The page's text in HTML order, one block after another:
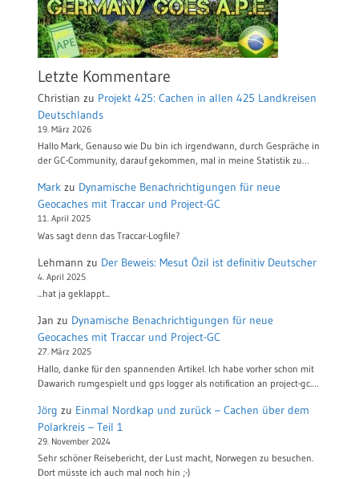
Letzte Kommentare
Christian zu Projekt 425: Cachen in allen 425 Landkreisen
Deutschlands
19. März 2026
Hallo Mark, Genauso wie Du bin ich irgendwann, durch Gespräche in
der GC-Community, darauf gekommen, mal in meine Statistik zu…
Mark zu Dynamische Benachrichtigungen für neue
Geocaches mit Traccar und Project-GC
11. April 2025
Was sagt denn das Traccar-Logfile?
Lehmann zu Der Beweis: Mesut Özil ist definitiv Deutscher
4. April 2025
...hat ja geklappt...
Jan zu Dynamische Benachrichtigungen für neue
Geocaches mit Traccar und Project-GC
27. März 2025
Hallo, danke für den spannenden Artikel. Ich habe vorher schon mit
Dawarich rumgespielt und gps logger als notification an project-gc.…
Jörg zu Einmal Nordkap und zurück – Cachen über dem
Polarkreis – Teil 1
29. November 2024
Sehr schöner Reisebericht, der Lust macht, Norwegen zu besuchen.
Dort müsste ich auch mal noch hin ;-)